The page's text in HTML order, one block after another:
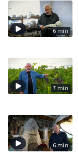
6 min
7 min
6 min